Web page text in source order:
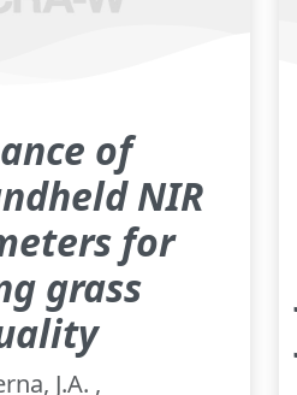
of
NIR
for
grass
J.A. ,